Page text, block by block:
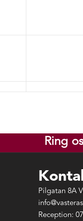
Ring
Pilgatan 8A
Reception: